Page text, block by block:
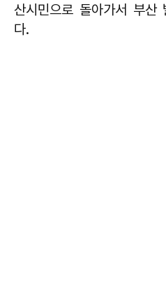
산시민으로 돌아가서 부산
다.